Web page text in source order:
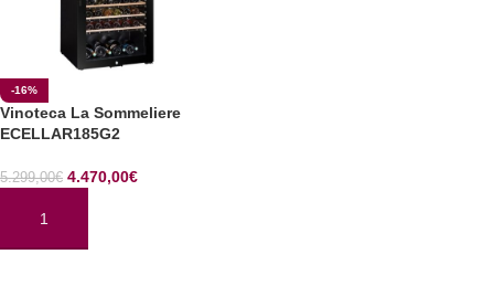
-16%
Vinoteca La Sommeliere
ECELLAR185G2
5.299,00€ 4.470,00€
AÑADIR AL CARRITO